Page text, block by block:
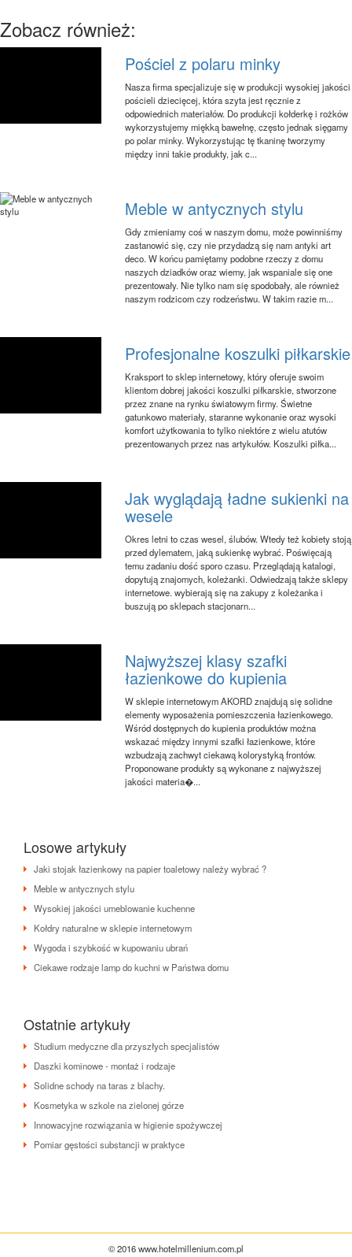
Zobacz również:
Pościel z polaru minky
Nasza firma specjalizuje się w produkcji wysokiej jakości
pościeli dziecięcej, która szyta jest ręcznie z
odpowiednich materiałów. Do produkcji kołderkę i rożków
wykorzystujemy miękką bawełnę, często jednak sięgamy
po polar minky. Wykorzystując tę tkaninę tworzymy
między inni takie produkty, jak c...
Meble w antycznych stylu
Gdy zmieniamy coś w naszym domu, może powinniśmy
zastanowić się, czy nie przydadzą się nam antyki art
deco. W końcu pamiętamy podobne rzeczy z domu
naszych dziadków oraz wiemy, jak wspaniale się one
prezentowały. Nie tylko nam się spodobały, ale również
naszym rodzicom czy rodzeństwu. W takim razie m...
Profesjonalne koszulki piłkarskie
Kraksport to sklep internetowy, który oferuje swoim
klientom dobrej jakości koszulki piłkarskie, stworzone
przez znane na rynku światowym firmy. Świetne
gatunkowo materiały, staranne wykonanie oraz wysoki
komfort użytkowania to tylko niektóre z wielu atutów
prezentowanych przez nas artykułów. Koszulki piłka...
Jak wyglądają ładne sukienki na
wesele
Okres letni to czas wesel, ślubów. Wtedy też kobiety stoją
przed dylematem, jaką sukienkę wybrać. Poświęcają
temu zadaniu dość sporo czasu. Przeglądają katalogi,
dopytują znajomych, koleżanki. Odwiedzają także sklepy
internetowe. wybierają się na zakupy z koleżanka i
buszują po sklepach stacjonarn...
Najwyższej klasy szafki
łazienkowe do kupienia
W sklepie internetowym AKORD znajdują się solidne
elementy wyposażenia pomieszczenia łazienkowego.
Wśród dostępnych do kupienia produktów można
wskazać między innymi szafki łazienkowe, które
wzbudzają zachwyt ciekawą kolorystyką frontów.
Proponowane produkty są wykonane z najwyższej
jakości materia�...
Losowe artykuły
Jaki stojak łazienkowy na papier toaletowy należy wybrać ?
Meble w antycznych stylu
Wysokiej jakości umeblowanie kuchenne
Kołdry naturalne w sklepie internetowym
Wygoda i szybkość w kupowaniu ubrań
Ciekawe rodzaje lamp do kuchni w Państwa domu
Ostatnie artykuły
Studium medyczne dla przyszłych specjalistów
Daszki kominowe - montaż i rodzaje
Solidne schody na taras z blachy.
Kosmetyka w szkole na zielonej górze
Innowacyjne rozwiązania w higienie spożywczej
Pomiar gęstości substancji w praktyce
© 2016 www.hotelmillenium.com.pl